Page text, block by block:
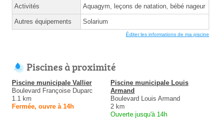
Activités Aquagym, leçons de natation, bébé nageur
Autres équipements Solarium
Éditer les informations de ma piscine
Piscines à proximité
Piscine municipale Vallier
Boulevard Françoise Duparc
1.1 km
Fermée, ouvre à 14h
Piscine municipale Louis
Armand
Boulevard Louis Armand
2 km
Ouverte jusqu'à 14h